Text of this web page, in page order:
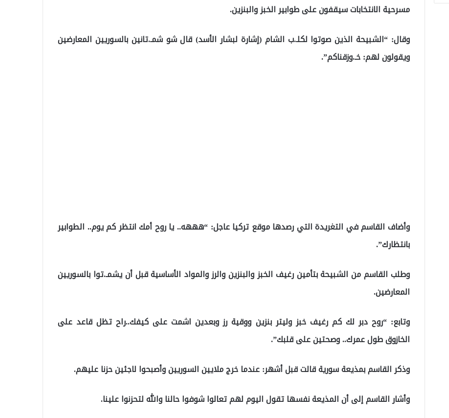
مسرحية الانتخابات سيقفون على طوابير الخبز والبنزين.
وقال: “الشبيحة الذين صوتوا لكلـ.ب الشام (إشارة لبشار الأسد) قال شو شمـ.تانين بالسوريين المعارضين
ويقولون لهم: خـ.وزقناكم”.
وأضاف القاسم في التغريدة التي رصدها موقع تركيا عاجل: “هههه.. يا روح أمك انتظر كم يوم.. الطوابير
بانتظارك”.
وطلب القاسم من الشبيحة بتأمين رغيف الخبز والبنزين والرز والمواد الأساسية قبل أن يشمـ.توا بالسوريين
المعارضين.
وتابع: “روح دبر لك كم رغيف خبز وليتر بنزين ووقية رز وبعدين اشمت على كيفك..راح تظل قاعد على
الخازوق طول عمرك.. وصحتين على قلبك”.
وذكر القاسم بمذيعة سورية قالت قبل أشهر: عندما خرج ملايين السوريين وأصبحوا لاجئين حزنا عليهم.
وأشار القاسم إلى أن المذيعة نفسها تقول اليوم لهم تعالوا شوفوا حالنا والله لتحزنوا علينا.